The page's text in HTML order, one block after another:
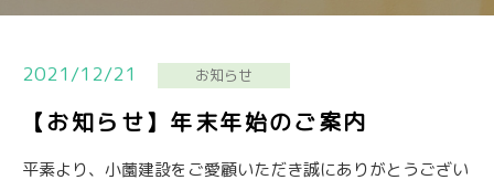
2021/12/21 お知らせ
【お知らせ】年末年始のご案内
平素より、小薗建設をご愛顧いただき誠にありがとうござい